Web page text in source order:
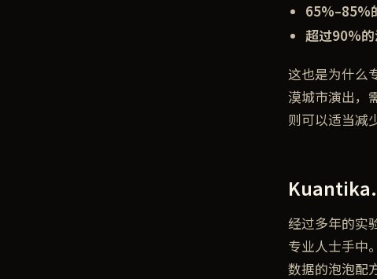
65%–85%
超过90%
这也是为什么
漠城市演出，
则可以适当减
经过多年的实
专业人士手中
数据的泡泡配